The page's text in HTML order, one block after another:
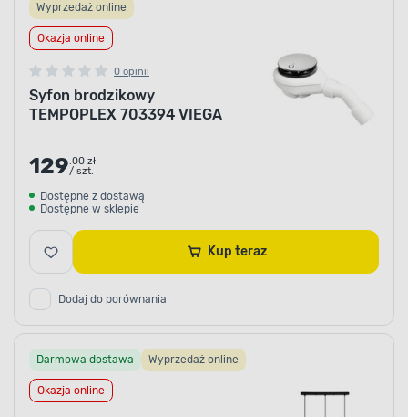
Wyprzedaż online
Okazja online
0 opinii
Syfon brodzikowy
TEMPOPLEX 703394 VIEGA
129.00 zł
/ szt.
Dostępne z dostawą
Dostępne w sklepie
Kup teraz
Dodaj do porównania
Darmowa dostawa Wyprzedaż online
Okazja online